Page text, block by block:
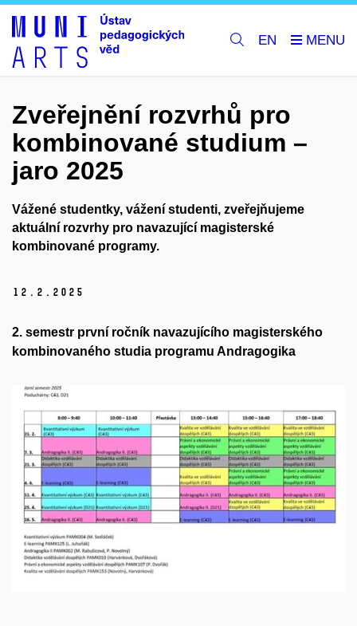
EN
Zveřejnění rozvrhů pro
kombinované studium –
jaro 2025
Vážené studentky, vážení studenti, zveřejňujeme
aktuální rozvrhy pro navazující magisterské
kombinované programy.
12. 2. 2025
2. semestr první ročník navazujícího magisterského
kombinovaného studia programu Andragogika